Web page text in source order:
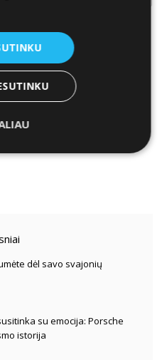
bus tvarkomi tikslu su
dėl savo svajonių
su emocija: Porsche
istorija